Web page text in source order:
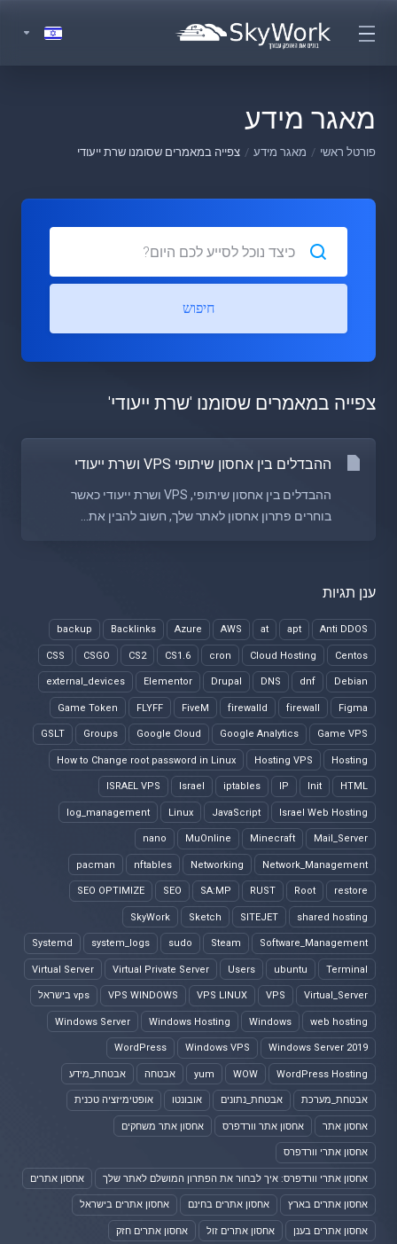
מאגר מידע
פורטל ראשי מאגר מידע צפייה במאמרים שסומנו שרת ייעודי
ענן תגיות
Anti DDOS
apt
at
AWS
Azure
Backlinks
backup
Centos
Cloud Hosting
cron
CS1.6
CS2
CSGO
CSS
Debian
dnf
DNS
Drupal
Elementor
external_devices
Figma
firewall
firewalld
FiveM
FLYFF
Game Token
Game VPS
Google Analytics
Google Cloud
Groups
GSLT
Hosting
Hosting VPS
How to Change root password in Linux
HTML
Init
IP
iptables
Israel
ISRAEL VPS
Israel Web Hosting
JavaScript
Linux
log_management
Mail_Server
Minecraft
MuOnline
nano
Network_Management
Networking
nftables
pacman
restore
Root
RUST
SA:MP
SEO
SEO OPTIMIZE
shared hosting
SITEJET
Sketch
SkyWork
Software_Management
Steam
sudo
system_logs
Systemd
Terminal
ubuntu
Users
Virtual Private Server
Virtual Server
Virtual_Server
VPS
VPS LINUX
VPS WINDOWS vps בישראל
web hosting
Windows
Windows Hosting
Windows Server
Windows Server 2019
Windows VPS
WordPress
WordPress Hosting
WOW
yum אבטחה אבטחת_מידע
אבטחת_מערכת אבטחת_נתונים אובונטו אופטימיזציה טכנית
אחסון אתר אחסון אתר וורדפרס אחסון אתר משחקים
אחסון אתרי וורדפרס
אחסון אתרי וורדפרס: איך לבחור את הפתרון המושלם לאתר שלך אחסון אתרים
אחסון אתרים בארץ אחסון אתרים בחינם אחסון אתרים בישראל
אחסון אתרים בענן אחסון אתרים זול אחסון אתרים חזק
חיפוש
צפייה במאמרים שסומנו 'שרת ייעודי'
ההבדלים בין אחסון שיתופי VPS ושרת ייעודי
ההבדלים בין אחסון שיתופי, VPS ושרת ייעודי כאשר
בוחרים פתרון אחסון לאתר שלך, חשוב להבין את...